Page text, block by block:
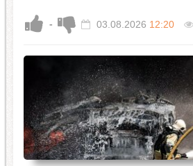
- 03.08.2026 12:20